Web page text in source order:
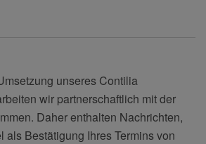
unseres Contilia
wir partnerschaftlich mit der
Daher enthalten Nachrichten,
als Bestätigung Ihres Termins von